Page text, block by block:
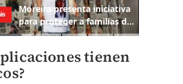
tienen